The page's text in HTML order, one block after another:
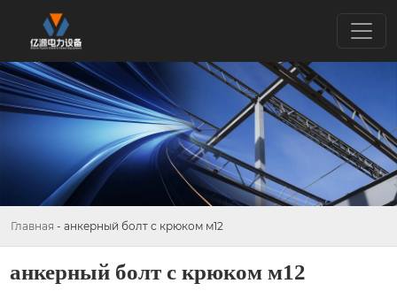
Главная - анкерный болт с крюком м12
анкерный болт с крюком м12